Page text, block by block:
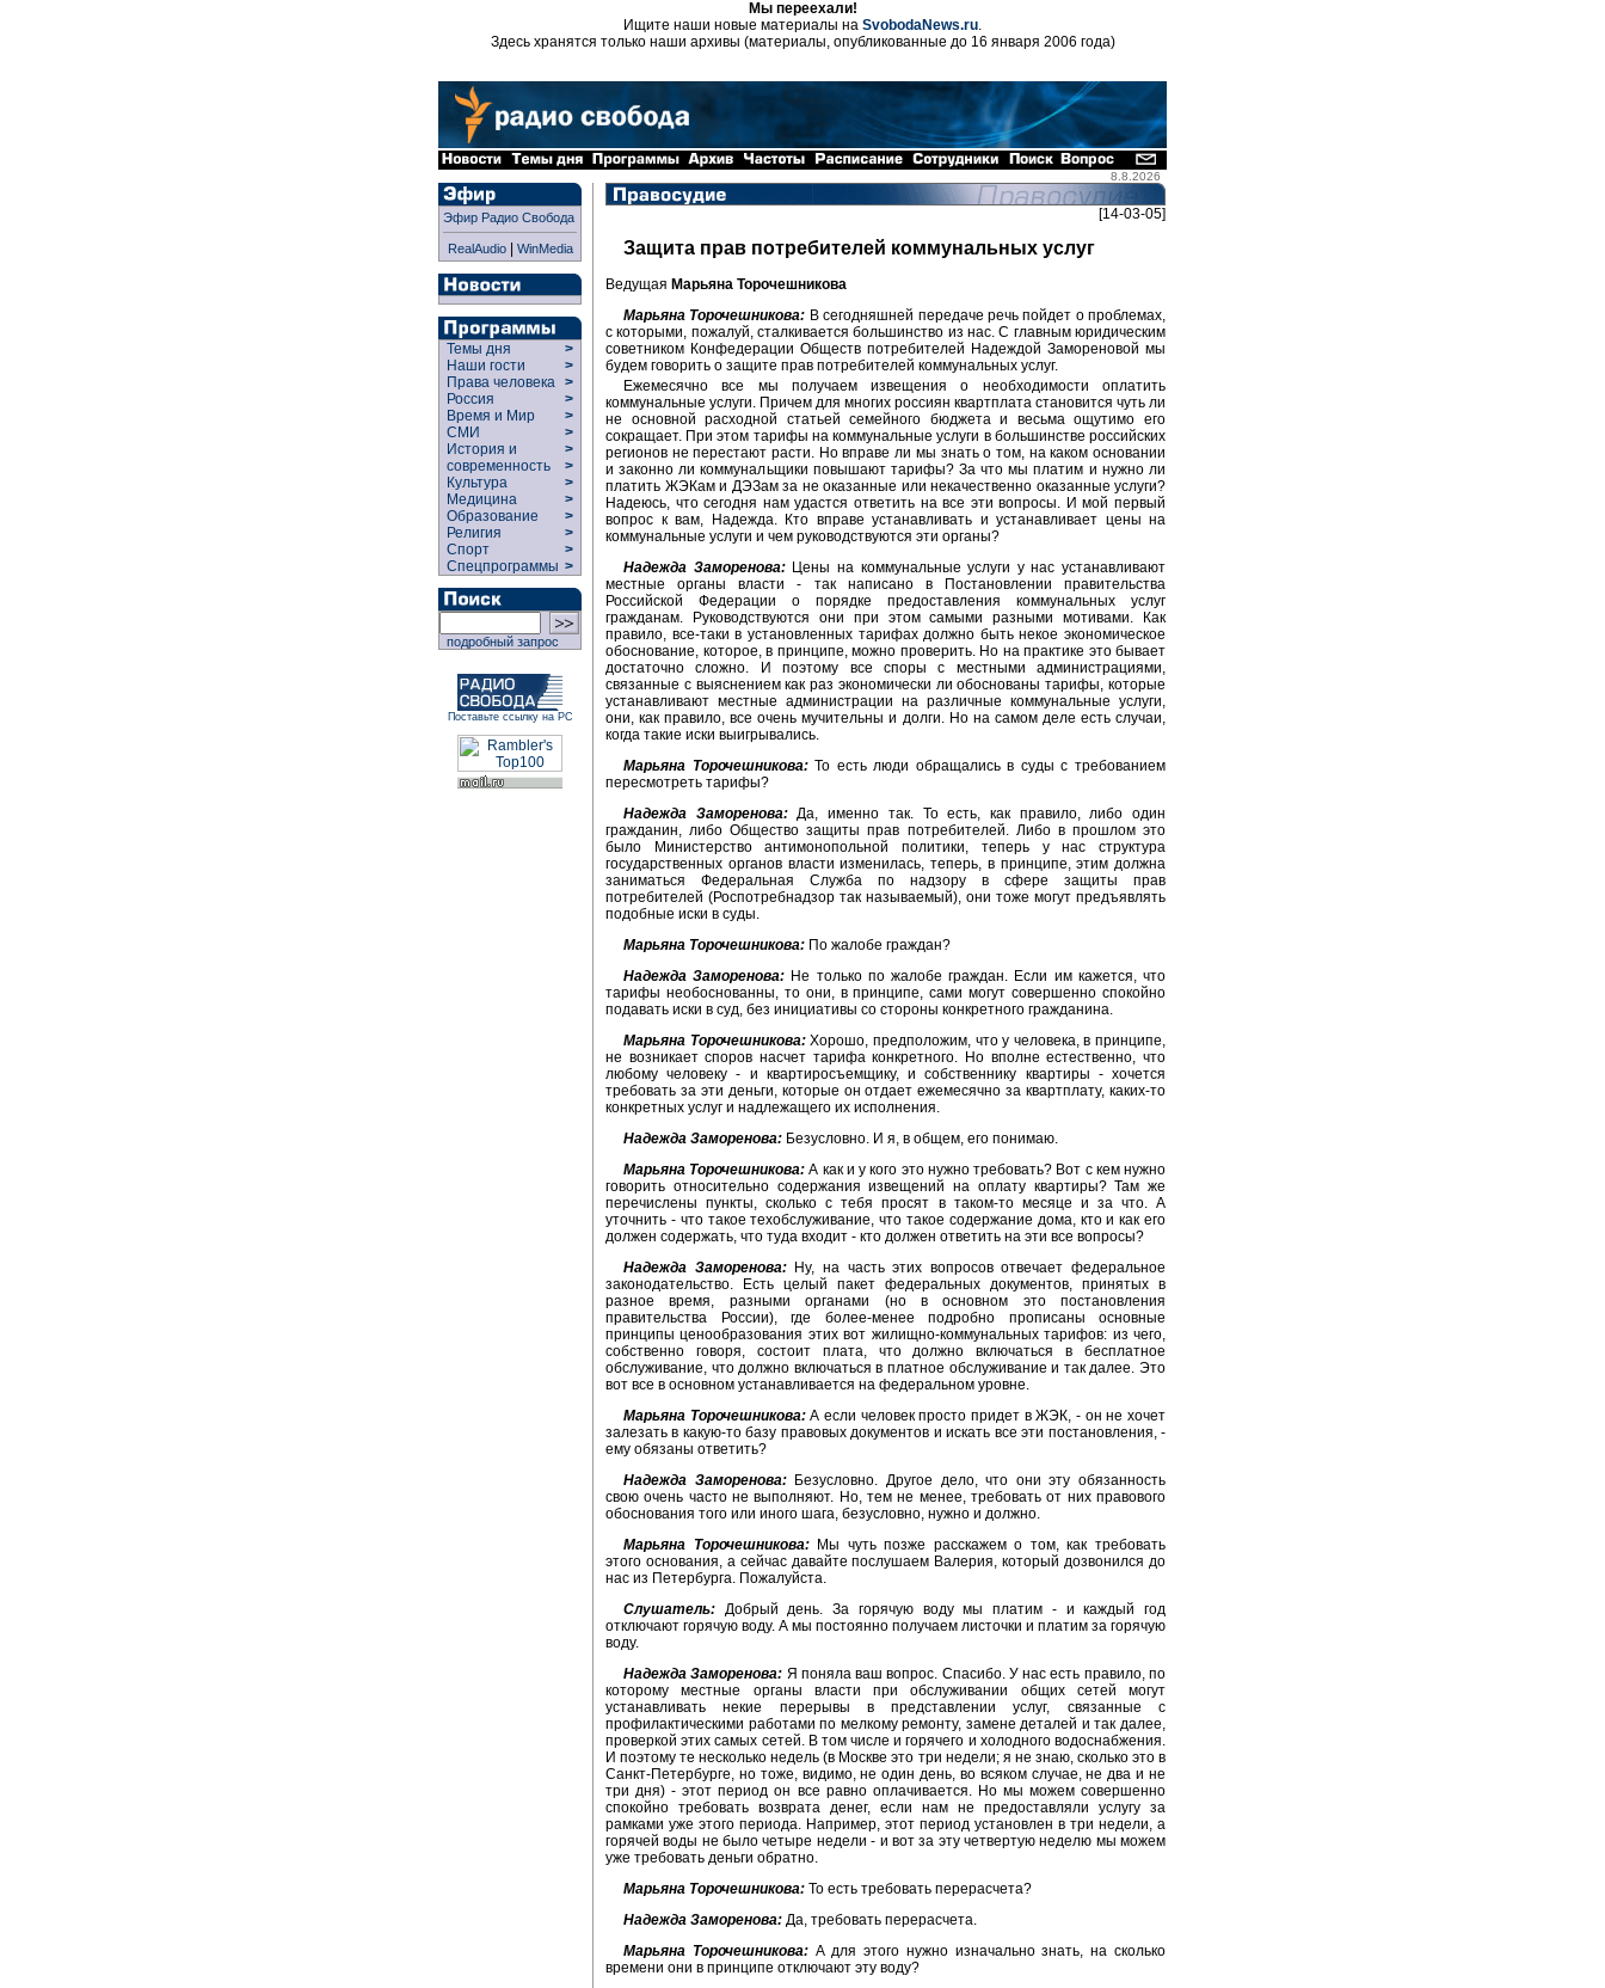
Мы переехали!
Ищите наши новые материалы на SvobodaNews.ru.
Здесь хранятся только наши архивы (материалы, опубликованные до 16 января 2006 года)
8.8.2026
Эфир Радио Свобода
RealAudio| WinMedia
Темы дня
>
Наши гости
>
Права человека >
Россия
>
Время и Мир
>
СМИ
>
История и
современность
>
>
Культура
>
Медицина
>
Образование
>
Религия
>
Спорт
>
Спецпрограммы >
подробный запрос
Поставьте ссылку на РС
[14-03-05]
Защита прав потребителей коммунальных услуг
Ведущая Марьяна Торочешникова
Марьяна Торочешникова: В сегодняшней передаче речь пойдет о проблемах,
с которыми, пожалуй, сталкивается большинство из нас. С главным юридическим
советником Конфедерации Обществ потребителей Надеждой Замореновой мы
будем говорить о защите прав потребителей коммунальных услуг.
Ежемесячно все мы получаем извещения о необходимости оплатить
коммунальные услуги. Причем для многих россиян квартплата становится чуть ли
не основной расходной статьей семейного бюджета и весьма ощутимо его
сокращает. При этом тарифы на коммунальные услуги в большинстве российских
регионов не перестают расти. Но вправе ли мы знать о том, на каком основании
и законно ли коммунальщики повышают тарифы? За что мы платим и нужно ли
платить ЖЭКам и ДЭЗам за не оказанные или некачественно оказанные услуги?
Надеюсь, что сегодня нам удастся ответить на все эти вопросы. И мой первый
вопрос к вам, Надежда. Кто вправе устанавливать и устанавливает цены на
коммунальные услуги и чем руководствуются эти органы?
Надежда Заморенова:Цены на коммунальные услуги у нас устанавливают
местные органы власти - так написано в Постановлении правительства
Российской Федерации о порядке предоставления коммунальных услуг
гражданам. Руководствуются они при этом самыми разными мотивами. Как
правило, все-таки в установленных тарифах должно быть некое экономическое
обоснование, которое, в принципе, можно проверить. Но на практике это бывает
достаточно сложно. И поэтому все споры с местными администрациями,
связанные с выяснением как раз экономически ли обоснованы тарифы, которые
устанавливают местные администрации на различные коммунальные услуги,
они, как правило, все очень мучительны и долги. Но на самом деле есть случаи,
когда такие иски выигрывались.
Марьяна Торочешникова:То есть люди обращались в суды с требованием
пересмотреть тарифы?
Надежда Заморенова:Да, именно так. То есть, как правило, либо один
гражданин, либо Общество защиты прав потребителей. Либо в прошлом это
было Министерство антимонопольной политики, теперь у нас структура
государственных органов власти изменилась, теперь, в принципе, этим должна
заниматься Федеральная Служба по надзору в сфере защиты прав
потребителей (Роспотребнадзор так называемый), они тоже могут предъявлять
подобные иски в суды.
Марьяна Торочешникова: По жалобе граждан?
Надежда Заморенова: Не только по жалобе граждан. Если им кажется, что
тарифы необоснованны, то они, в принципе, сами могут совершенно спокойно
подавать иски в суд, без инициативы со стороны конкретного гражданина.
Марьяна Торочешникова:Хорошо, предположим, что у человека, в принципе,
не возникает споров насчет тарифа конкретного. Но вполне естественно, что
любому человеку - и квартиросъемщику, и собственнику квартиры - хочется
требовать за эти деньги, которые он отдает ежемесячно за квартплату, каких-то
конкретных услуг и надлежащего их исполнения.
Надежда Заморенова: Безусловно. И я, в общем, его понимаю.
Марьяна Торочешникова: А как и у кого это нужно требовать? Вот с кем нужно
говорить относительно содержания извещений на оплату квартиры? Там же
перечислены пункты, сколько с тебя просят в таком-то месяце и за что. А
уточнить - что такое техобслуживание, что такое содержание дома, кто и как его
должен содержать, что туда входит - кто должен ответить на эти все вопросы?
Надежда Заморенова:Ну, на часть этих вопросов отвечает федеральное
законодательство. Есть целый пакет федеральных документов, принятых в
разное время, разными органами (но в основном это постановления
правительства России), где более-менее подробно прописаны основные
принципы ценообразования этих вот жилищно-коммунальных тарифов: из чего,
собственно говоря, состоит плата, что должно включаться в бесплатное
обслуживание, что должно включаться в платное обслуживание и так далее. Это
вот все в основном устанавливается на федеральном уровне.
Марьяна Торочешникова:А если человек просто придет в ЖЭК, - он не хочет
залезать в какую-то базу правовых документов и искать все эти постановления, -
ему обязаны ответить?
Надежда Заморенова:Безусловно. Другое дело, что они эту обязанность
свою очень часто не выполняют. Но, тем не менее, требовать от них правового
обоснования того или иного шага, безусловно, нужно и должно.
Марьяна Торочешникова:Мы чуть позже расскажем о том, как требовать
этого основания, а сейчас давайте послушаем Валерия, который дозвонился до
нас из Петербурга. Пожалуйста.
Слушатель: Добрый день. За горячую воду мы платим - и каждый год
отключают горячую воду. А мы постоянно получаем листочки и платим за горячую
воду.
Надежда Заморенова: Я поняла ваш вопрос. Спасибо. У нас есть правило, по
которому местные органы власти при обслуживании общих сетей могут
устанавливать некие перерывы в представлении услуг, связанные с
профилактическими работами по мелкому ремонту, замене деталей и так далее,
проверкой этих самых сетей. В том числе и горячего и холодного водоснабжения.
И поэтому те несколько недель (в Москве это три недели; я не знаю, сколько это в
Санкт-Петербурге, но тоже, видимо, не один день, во всяком случае, не два и не
три дня) - этот период он все равно оплачивается. Но мы можем совершенно
спокойно требовать возврата денег, если нам не предоставляли услугу за
рамками уже этого периода. Например, этот период установлен в три недели, а
горячей воды не было четыре недели - и вот за эту четвертую неделю мы можем
уже требовать деньги обратно.
Марьяна Торочешникова: То есть требовать перерасчета?
Надежда Заморенова: Да, требовать перерасчета.
Марьяна Торочешникова:А для этого нужно изначально знать, на сколько
времени они в принципе отключают эту воду?